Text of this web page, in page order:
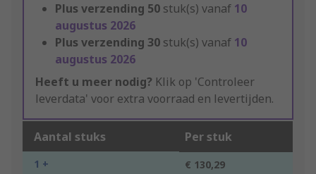
Plus verzending 50 stuk(s) vanaf 10
augustus 2026
Plus verzending 30 stuk(s) vanaf 10
augustus 2026
Heeft u meer nodig? Klik op 'Controleer
leverdata' voor extra voorraad en levertijden.
Aantal stuks Per stuk
1 + € 130,29